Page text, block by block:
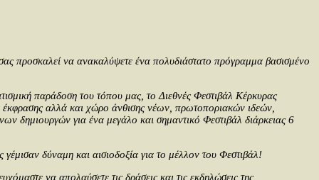
προσκαλεί να ανακαλύψετε ένα πολυδιάστατο πρόγραμμα βασισμένο
παράδοση του τόπου μας, το Διεθνές Φεστιβάλ Κέρκυρας
έκφρασης αλλά και χώρο άνθισης νέων, πρωτοποριακών ιδεών,
δημιουργών για ένα μεγάλο και σημαντικό Φεστιβάλ διάρκειας 6
δύναμη και αισιοδοξία για το μέλλον του Φεστιβάλ!
να απολαύσετε τις δράσεις και τις εκδηλώσεις της